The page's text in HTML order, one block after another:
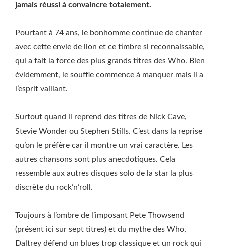
jamais réussi à convaincre totalement.
Pourtant à 74 ans, le bonhomme continue de chanter
avec cette envie de lion et ce timbre si reconnaissable,
qui a fait la force des plus grands titres des Who. Bien
évidemment, le souffle commence à manquer mais il a
l’esprit vaillant.
Surtout quand il reprend des titres de Nick Cave,
Stevie Wonder ou Stephen Stills. C’est dans la reprise
qu’on le préfère car il montre un vrai caractère. Les
autres chansons sont plus anecdotiques. Cela
ressemble aux autres disques solo de la star la plus
discrète du rock’n’roll.
Toujours à l’ombre de l’imposant Pete Thowsend
(présent ici sur sept titres) et du mythe des Who,
Daltrey défend un blues trop classique et un rock qui